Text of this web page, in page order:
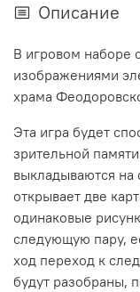
Описание
В игровом наборе
изображениями
храма
Эта игра будет
зрительной
выкладываются на
открывает две
одинаковые
следующую пару,
ход переход к
будут разобраны,